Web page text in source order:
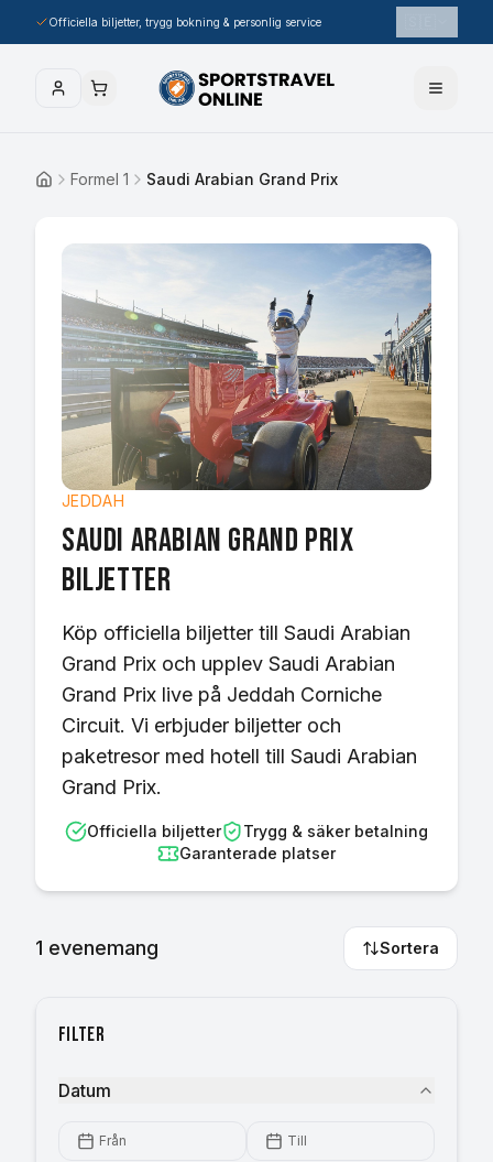
Officiella biljetter, trygg bokning & personlig service
Hem Formel 1 Saudi Arabian Grand Prix
JEDDAH
Saudi Arabian Grand Prix
biljetter
Köp officiella biljetter till Saudi Arabian
Grand Prix och upplev Saudi Arabian
Grand Prix live på Jeddah Corniche
Circuit. Vi erbjuder biljetter och
paketresor med hotell till Saudi Arabian
Grand Prix.
Officiella biljetter
Trygg & säker betalning
Garanterade platser
1 evenemang Sortera
Filter
Datum
Från Till